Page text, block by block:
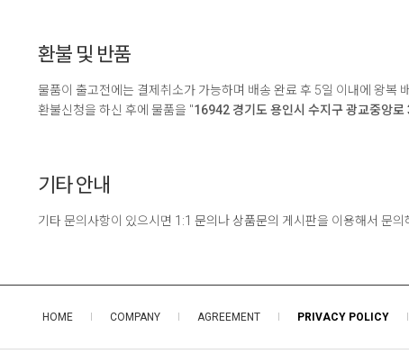
환불 및 반품
물품이 출고전에는 결제취소가 가능하며 배송 완료 후 5일 이내에 왕복
환불신청을 하신 후에 물품을 "16942 경기도 용인시 수지구 광교중앙
기타 안내
기타 문의사항이 있으시면 1:1 문의 나상품문의 게시판을 이용해서 문의
HOME COMPANY AGREEMENT PRIVACY POLICY